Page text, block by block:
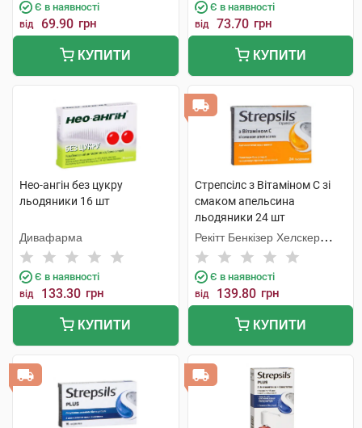
Є в наявності
від 69.90 грн
КУПИТИ
Є в наявності
від 73.70 грн
КУПИТИ
Нео-ангін без цукру
льодяники 16 шт
Дивафарма
Є в наявності
від 133.30 грн
КУПИТИ
Стрепсілс з Вітаміном C зі
смаком апельсина
льодяники 24 шт
Рекітт Бенкізер Хелскер
Інтернешнл
Є в наявності
від 139.80 грн
КУПИТИ